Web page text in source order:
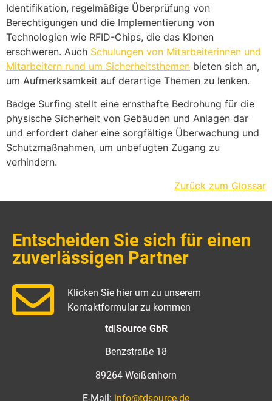
Identifikation, regelmäßige Überprüfung von
Berechtigungen und die Implementierung von
Technologien wie RFID-Chips, die das Klonen
erschweren. Auch Schulungen von Mitarbeiterinnen und
Mitarbeitern rund um Sicherheitsthemen bieten sich an,
um Aufmerksamkeit auf derartige Themen zu lenken.
Badge Surfing stellt eine ernsthafte Bedrohung für die
physische Sicherheit von Gebäuden und Anlagen dar
und erfordert daher eine sorgfältige Überwachung und
Schutzmaßnahmen, um unbefugten Zugang zu
verhindern.
Zurück zum Glossar
Entscheiden Sie sich für einen
zuverlässigen Partner
Klicken Sie hier um zu unserem
Kontaktformular zu kommen
td|Source GbR
Benzstraße 18
89264 Weißenhorn
E-Mail: info@tdsource.de